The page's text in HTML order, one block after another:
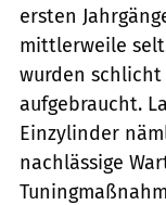
ersten
mittlerweile
wurden
aufgebraucht.
Einzylinder
nachlässige